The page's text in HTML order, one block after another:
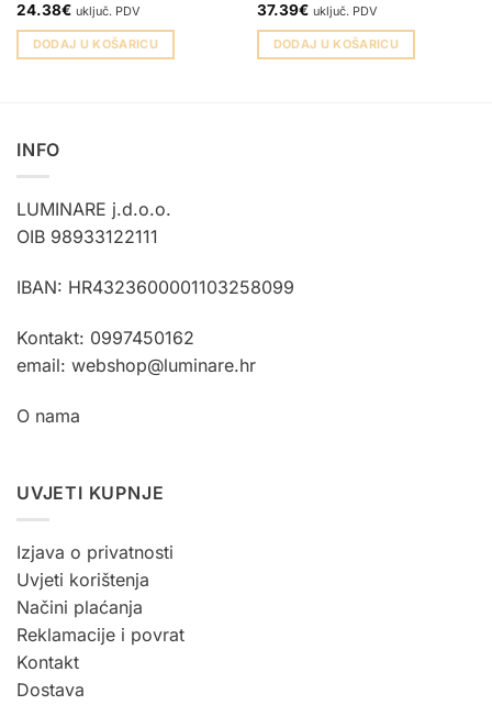
24.38€ uključ. PDV
DODAJ U KOŠARICU
37.39€ uključ. PDV
DODAJ U KOŠARICU
INFO
LUMINARE j.d.o.o.
OIB 98933122111
IBAN: HR4323600001103258099
Kontakt: 0997450162
email: webshop@luminare.hr
O nama
UVJETI KUPNJE
Izjava o privatnosti
Uvjeti korištenja
Načini plaćanja
Reklamacije i povrat
Kontakt
Dostava